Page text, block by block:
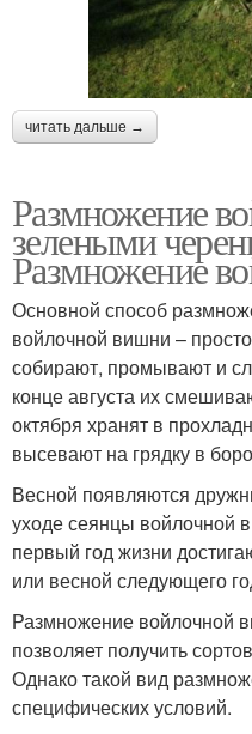
читать дальше →
Размножение
зелеными
Размножение
Основной способ
войлочной вишни –
собирают, промывают и
конце августа их
октября хранят в
высевают на грядку в
Весной появляются
уходе сеянцы войлочной
первый год жизни
или весной следующего
Размножение войлочной
позволяет получить
Однако такой вид
специфических условий.